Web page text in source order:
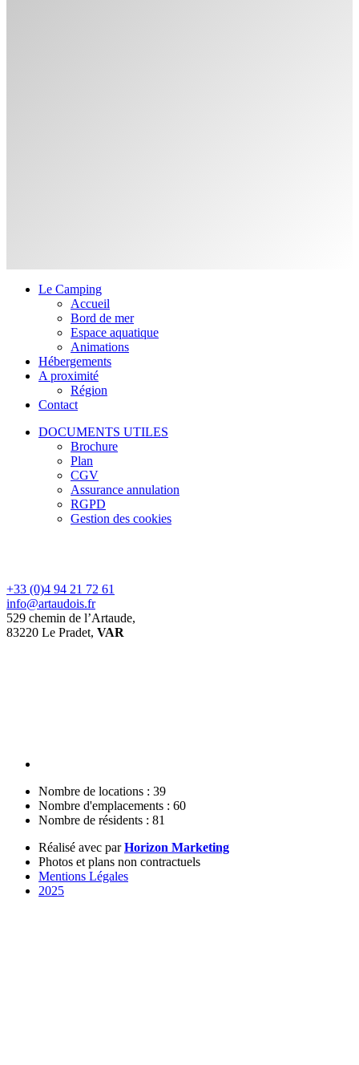
Le Camping
Accueil
Bord de mer
Espace aquatique
Animations
Hébergements
A proximité
Région
Contact
DOCUMENTS UTILES
Brochure
Plan
CGV
Assurance annulation
RGPD
Gestion des cookies
+33 (0)4 94 21 72 61
info@artaudois.fr
529 chemin de l’Artaude,
83220 Le Pradet, VAR
Nombre de locations : 39
Nombre d'emplacements : 60
Nombre de résidents : 81
Réalisé avec parHorizon Marketing
Photos et plans non contractuels
Mentions Légales
2025